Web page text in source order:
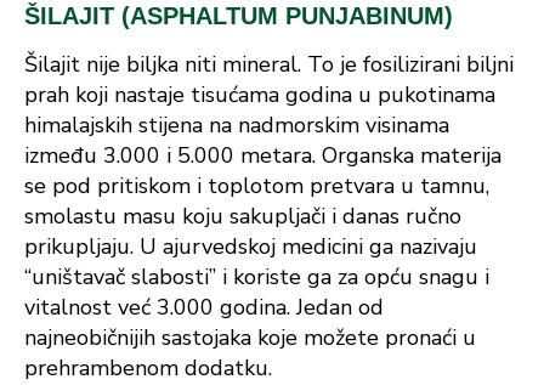
ŠILAJIT (ASPHALTUM PUNJABINUM)
Šilajit nije biljka niti mineral. To je fosilizirani biljni
prah koji nastaje tisućama godina u pukotinama
himalajskih stijena na nadmorskim visinama
između 3.000 i 5.000 metara. Organska materija
se pod pritiskom i toplotom pretvara u tamnu,
smolastu masu koju sakupljači i danas ručno
prikupljaju. U ajurvedskoj medicini ga nazivaju
“uništavač slabosti” i koriste ga za opću snagu i
vitalnost već 3.000 godina. Jedan od
najneobičnijih sastojaka koje možete pronaći u
prehrambenom dodatku.